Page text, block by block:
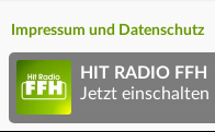
Impressum und Datenschutz
HIT RADIO FFH
Jetzt einschalten